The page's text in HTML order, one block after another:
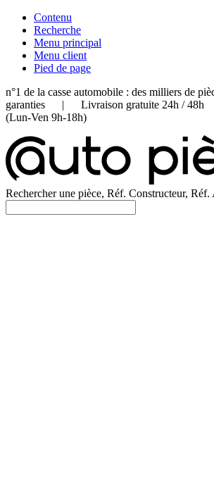
Contenu
Recherche
Menu principal
Menu client
Pied de page
n°1 de la casse automobile : des milliers de
garanties | Livraison gratuite 24h /
(Lun-Ven 9h-18h)
Rechercher une pièce, Réf. Constructeur, Réf.